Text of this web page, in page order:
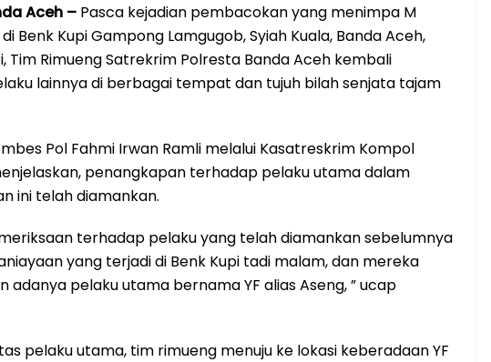
Aceh – Pasca kejadian pembacokan yang menimpa M
Benk Kupi Gampong Lamgugob, Syiah Kuala, Banda Aceh,
Tim Rimueng Satrekrim Polresta Banda Aceh kembali
lainnya di berbagai tempat dan tujuh bilah senjata tajam
Pol Fahmi Irwan Ramli melalui Kasatreskrim Kompol
penangkapan terhadap pelaku utama dalam
ini telah diamankan.
terhadap pelaku yang telah diamankan sebelumnya
yang terjadi di Benk Kupi tadi malam, dan mereka
pelaku utama bernama YF alias Aseng, ” ucap
pelaku utama, tim rimueng menuju ke lokasi keberadaan YF